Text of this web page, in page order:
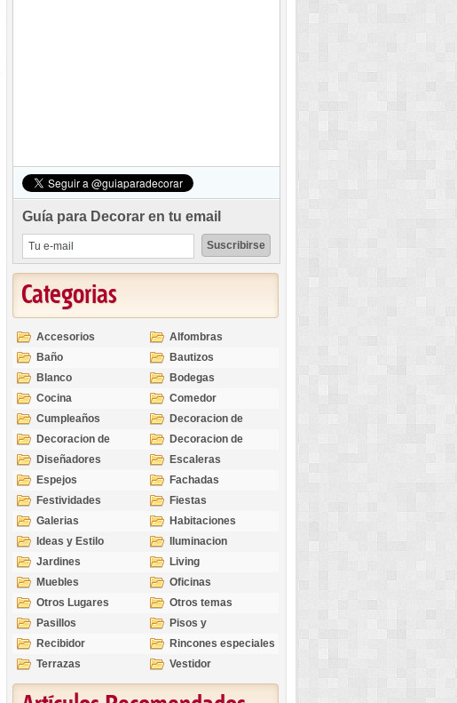
Guía para Decorar en tu email
Categorias
Accesorios
Alfombras
Baño
Bautizos
Blanco
Bodegas
Cocina
Comedor
Cumpleaños
Decoracion de
Exteriores
Decoracion de
Interiores
Decoracion de
Ocasiones
Diseñadores
Escaleras
Espejos
Fachadas
Festividades
Fiestas
Galerias
Habitaciones
Ideas y Estilo
Iluminacion
Jardines
Living
Muebles
Oficinas
Otros Lugares
Otros temas
Pasillos
Pisos y
revestimientos
Recibidor
Rincones especiales
Terrazas
Vestidor